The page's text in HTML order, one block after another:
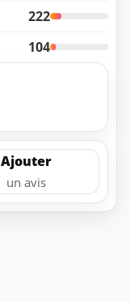
222
104
Ajouter
un avis